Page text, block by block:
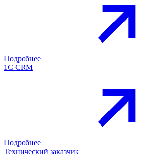
Подробнее
1С CRM
Подробнее
Технический заказчик